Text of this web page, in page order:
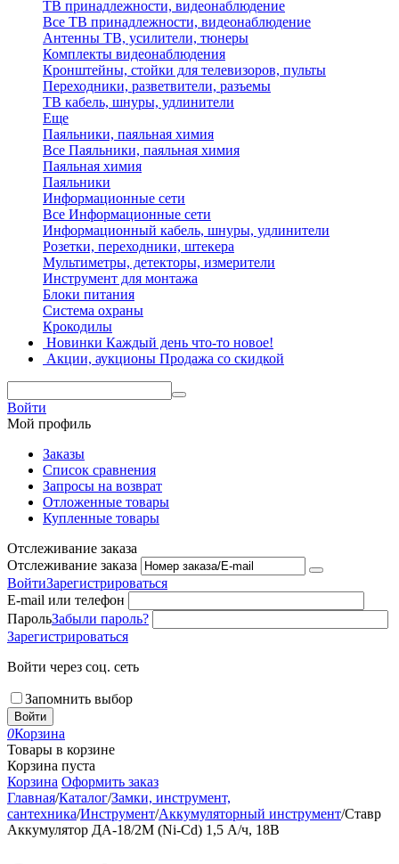
ТВ принадлежности, видеонаблюдение
Все ТВ принадлежности, видеонаблюдение
Антенны ТВ, усилители, тюнеры
Комплекты видеонаблюдения
Кронштейны, стойки для телевизоров, пульты
Переходники, разветвители, разъемы
ТВ кабель, шнуры, удлинители
Еще
Паяльники, паяльная химия
Все Паяльники, паяльная химия
Паяльная химия
Паяльники
Информационные сети
Все Информационные сети
Информационный кабель, шнуры, удлинители
Розетки, переходники, штекера
Мультиметры, детекторы, измерители
Инструмент для монтажа
Блоки питания
Система охраны
Крокодилы
Новинки Каждый день что-то новое!
Акции, аукционы Продажа со скидкой
Войти
Мой профиль
Заказы
Список сравнения
Запросы на возврат
Отложенные товары
Купленные товары
Отслеживание заказа
Отслеживание заказа
ВойтиЗарегистрироваться
E-mail или телефон
ПарольЗабыли пароль?
Зарегистрироваться
Войти через соц. сеть
Запомнить выбор
Войти
0Корзина
Товары в корзине
Корзина пуста
Корзина Оформить заказ
Главная/Каталог/Замки, инструмент,
сантехника/Инструмент/Аккумуляторный инструмент/Ставр
Аккумулятор ДА-18/2М (Ni-Cd) 1,5 А/ч, 18В